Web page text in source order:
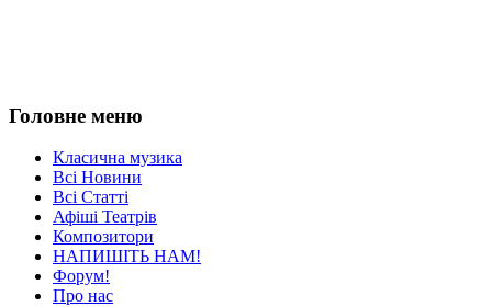
Головне меню
Класична музика
Всі Новини
Всі Статті
Афіші Театрів
Композитори
НАПИШІТЬ НАМ!
Форум!
Про нас